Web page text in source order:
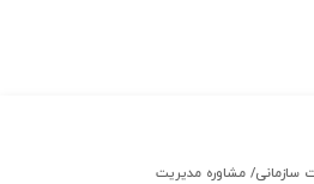
مشاوره مدیریت